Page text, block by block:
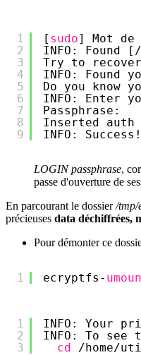
1
2
3
4
5
6
7
8
9
[ sudo] Mot
INFO: Found [
Try to
INFO: Found
Do you know
INFO: Enter
Passphrase:
Inserted
INFO:
LOGIN passphrase,
passe d'ouverture de
En parcourant le dossier/tmp/
précieuses data déchiffrées,
Pour démonter ce
1 ecryptfs-
1
2
3
INFO: Your
INFO: To see
cd
/home/